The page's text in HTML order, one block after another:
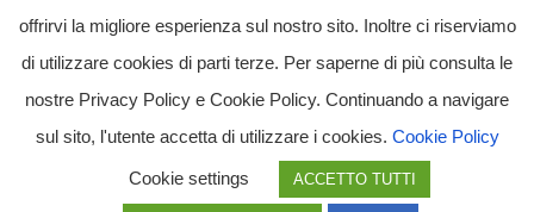
Tv Multimidia Srl - Via Giulio Natta, SNC, 80126, Napoli (NA).
offrirvi la migliore esperienza sul nostro sito. Inoltre ci riserviamo
di utilizzare cookies di parti terze. Per saperne di più consulta le
nostre Privacy Policy e Cookie Policy. Continuando a navigare
sul sito, l'utente accetta di utilizzare i cookies. Cookie Policy
Cookie settings ACCETTO TUTTI